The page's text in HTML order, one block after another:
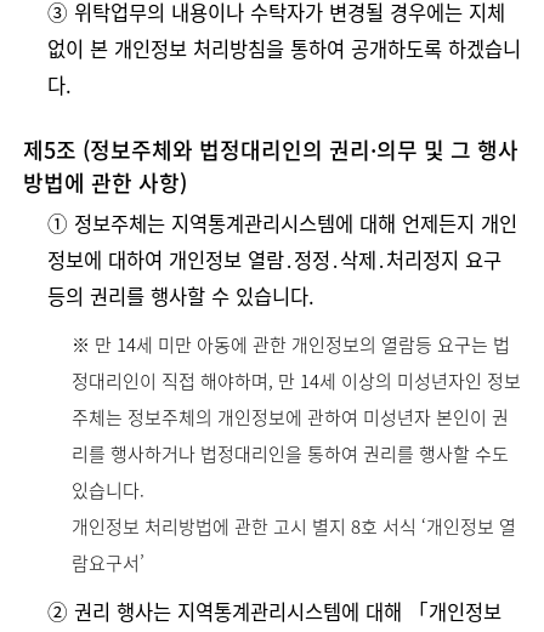
➂ 위탁업무의 내용이나 수탁자가 변경될 경우에는 지체
없이 본 개인정보 처리방침을 통하여 공개하도록 하겠습니
다.
제5조 (정보주체와 법정대리인의 권리·의무 및 그 행사
방법에 관한 사항)
➀ 정보주체는 지역통계관리시스템에 대해 언제든지 개인
정보에 대하여 개인정보 열람․정정․삭제․처리정지 요구
등의 권리를 행사할 수 있습니다.
※ 만 14세 미만 아동에 관한 개인정보의 열람등 요구는 법
정대리인이 직접 해야하며, 만 14세 이상의 미성년자인 정보
주체는 정보주체의 개인정보에 관하여 미성년자 본인이 권
리를 행사하거나 법정대리인을 통하여 권리를 행사할 수도
있습니다.
개인정보 처리방법에 관한 고시 별지 8호 서식 ‘개인정보 열
람요구서’
➁ 권리 행사는 지역통계관리시스템에 대해 「개인정보